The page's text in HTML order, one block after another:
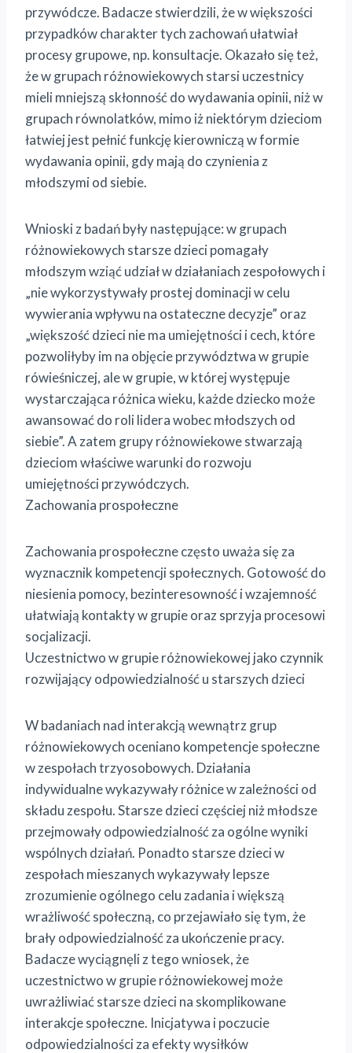
przywódcze. Badacze stwierdzili, że w większości
przypadków charakter tych zachowań ułatwiał
procesy grupowe, np. konsultacje. Okazało się też,
że w grupach różnowiekowych starsi uczestnicy
mieli mniejszą skłonność do wydawania opinii, niż w
grupach równolatków, mimo iż niektórym dzieciom
łatwiej jest pełnić funkcję kierowniczą w formie
wydawania opinii, gdy mają do czynienia z
młodszymi od siebie.
Wnioski z badań były następujące: w grupach
różnowiekowych starsze dzieci pomagały
młodszym wziąć udział w działaniach zespołowych i
„nie wykorzystywały prostej dominacji w celu
wywierania wpływu na ostateczne decyzje” oraz
„większość dzieci nie ma umiejętności i cech, które
pozwoliłyby im na objęcie przywództwa w grupie
rówieśniczej, ale w grupie, w której występuje
wystarczająca różnica wieku, każde dziecko może
awansować do roli lidera wobec młodszych od
siebie”. A zatem grupy różnowiekowe stwarzają
dzieciom właściwe warunki do rozwoju
umiejętności przywódczych.
Zachowania prospołeczne
Zachowania prospołeczne często uważa się za
wyznacznik kompetencji społecznych. Gotowość do
niesienia pomocy, bezinteresowność i wzajemność
ułatwiają kontakty w grupie oraz sprzyja procesowi
socjalizacji.
Uczestnictwo w grupie różnowiekowej jako czynnik
rozwijający odpowiedzialność u starszych dzieci
W badaniach nad interakcją wewnątrz grup
różnowiekowych oceniano kompetencje społeczne
w zespołach trzyosobowych. Działania
indywidualne wykazywały różnice w zależności od
składu zespołu. Starsze dzieci częściej niż młodsze
przejmowały odpowiedzialność za ogólne wyniki
wspólnych działań. Ponadto starsze dzieci w
zespołach mieszanych wykazywały lepsze
zrozumienie ogólnego celu zadania i większą
wrażliwość społeczną, co przejawiało się tym, że
brały odpowiedzialność za ukończenie pracy.
Badacze wyciągnęli z tego wniosek, że
uczestnictwo w grupie różnowiekowej może
uwrażliwiać starsze dzieci na skomplikowane
interakcje społeczne. Inicjatywa i poczucie
odpowiedzialności za efekty wysiłków